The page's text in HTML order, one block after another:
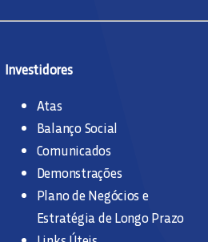
Investidores
Atas
Balanço Social
Comunicados
Demonstrações
Plano de Negócios e
Estratégia de Longo Prazo